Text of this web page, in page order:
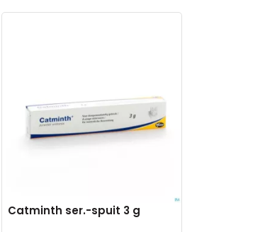
Catminth ser.-spuit 3 g